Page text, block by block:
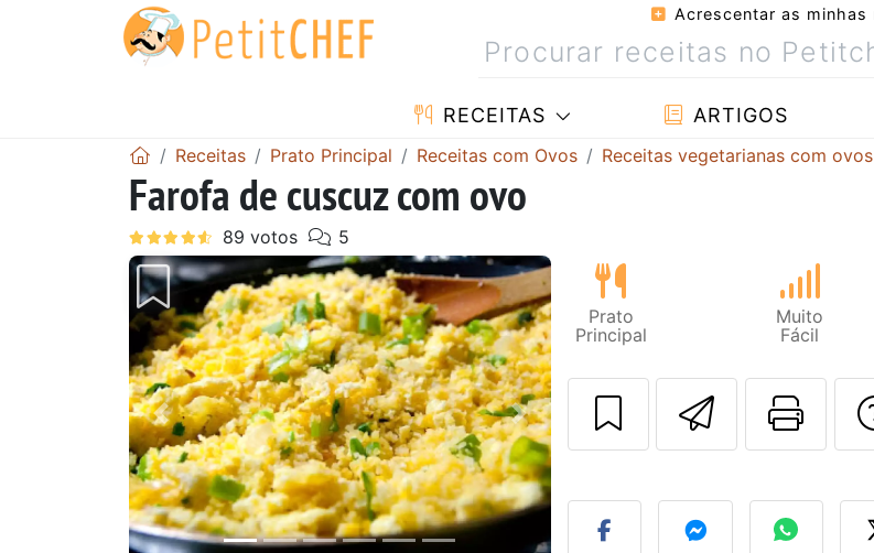
Acrescentar as minhas
RECEITAS ARTIGOS
Receitas Prato Principal Receitas com Ovos Receitas vegetarianas com ovos
Farofa de cuscuz com ovo
Anterior Next
Prato
Principal
Muito
Fácil
Enviar